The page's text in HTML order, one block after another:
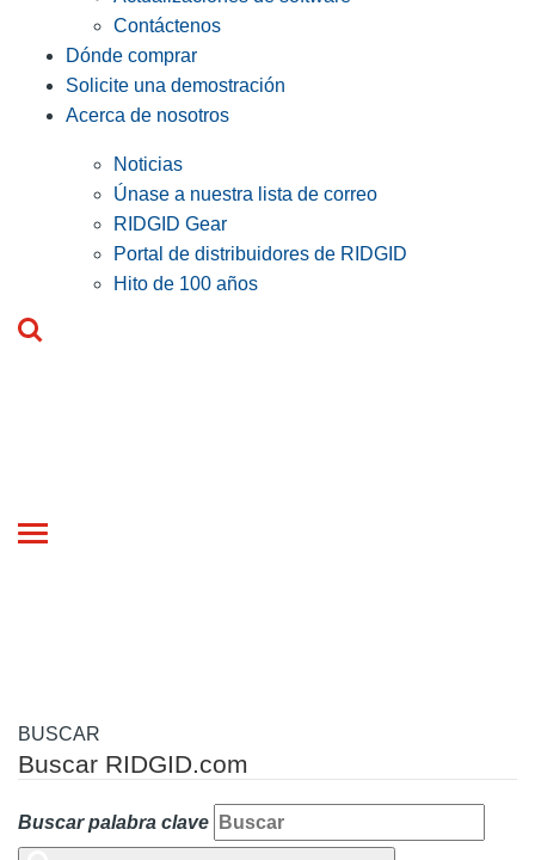
Contáctenos
Dónde comprar
Solicite una demostración
Acerca de nosotros
Noticias
Únase a nuestra lista de correo
RIDGID Gear
Portal de distribuidores de RIDGID
Hito de 100 años
Toggle
BUSCAR
Buscar RIDGID.com
Buscar palabra clave